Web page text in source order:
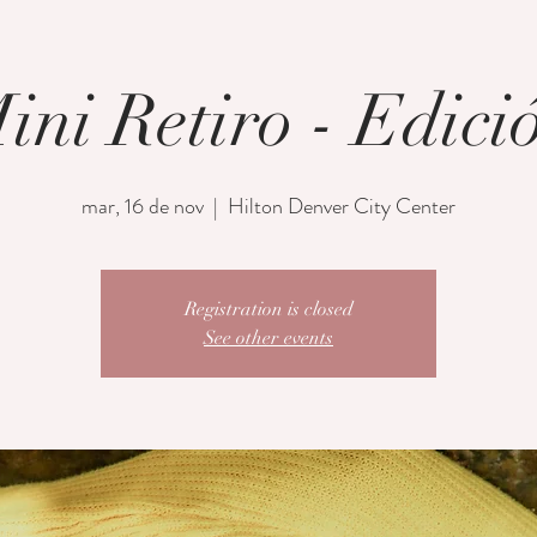
Retiro -
mar, 16 de nov
  |
Hilton Denver City Center
Registration is closed
See other events